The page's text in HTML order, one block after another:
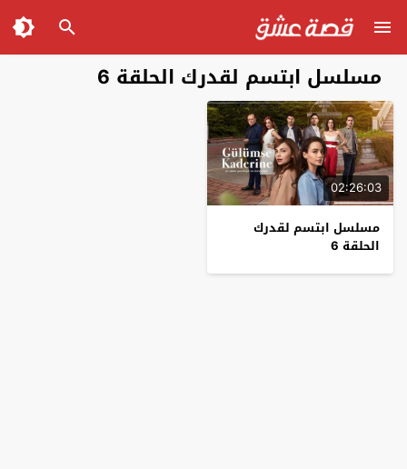
مسلسل ابتسم لقدرك الحلقة 6
02:26:03
مسلسل ابتسم لقدرك
الحلقة 6